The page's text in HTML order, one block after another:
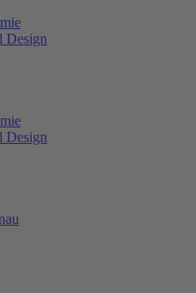
Design
Design